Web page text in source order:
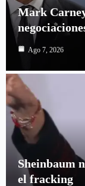
Mark
Ago 7, 2026
Sheinbaum
el fracking